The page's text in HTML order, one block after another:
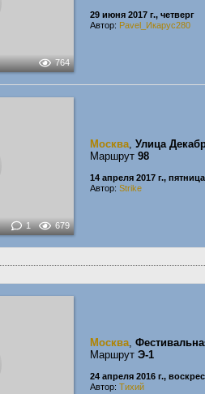
764
29 июня 2017 г., четверг
Автор: Pavel_Икарус280
1 679
Москва, Улица
Маршрут 98
14 апреля 2017 г., пятница
Автор: Strike
Москва,
Маршрут Э-1
24 апреля 2016 г.,
Автор: Тихий